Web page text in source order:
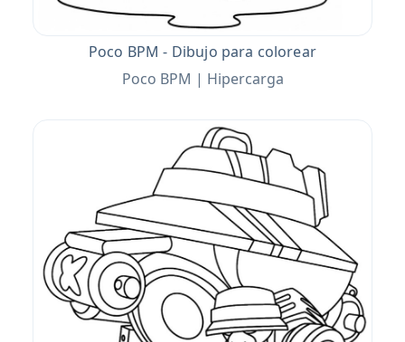
Poco BPM - Dibujo para colorear
Poco BPM | Hipercarga